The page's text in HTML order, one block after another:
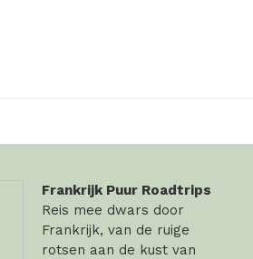
Frankrijk Puur Roadtrips
Reis mee dwars door
Frankrijk, van de ruige
rotsen aan de kust van